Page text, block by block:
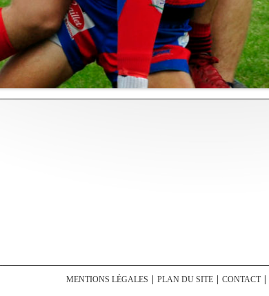
MENTIONS LÉGALES PLAN DU SITE CONTACT